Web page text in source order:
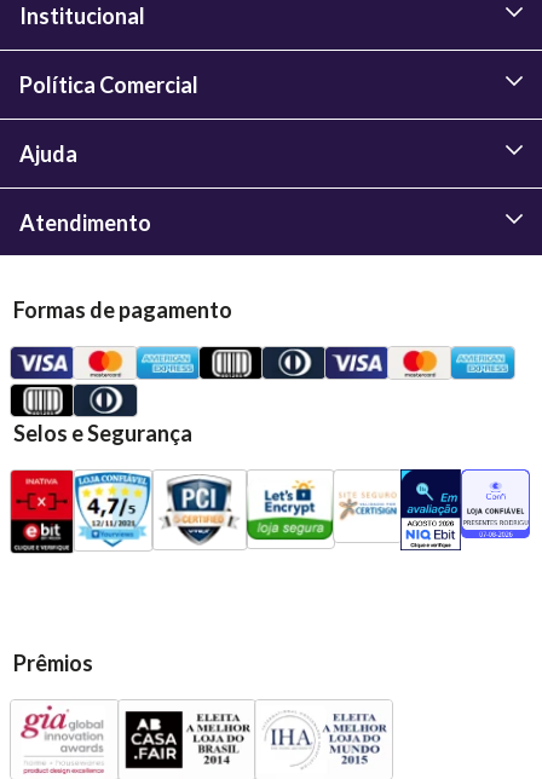
Institucional
Política Comercial
Ajuda
Atendimento
Formas de pagamento
Selos e Segurança
Prêmios